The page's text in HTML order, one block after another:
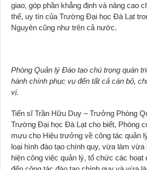
giao, góp phần khẳng định và nâng cao
thế, uy tín của Trường Đại học Đà Lạt
Nguyên cũng như trên cả nước.
Phòng Quản lý Đào tạo chú trọng quán
hành chính phục vụ đến tất cả cán bộ,
vị.
Tiến sĩ Trần Hữu Duy – Trưởng Phòng
Trường Đại học Đà Lạt cho biết, Phòng
mưu cho Hiệu trưởng về công tác quản
loại hình đào tạo chính quy, vừa làm
hiện công việc quản lý, tổ chức các hoạt